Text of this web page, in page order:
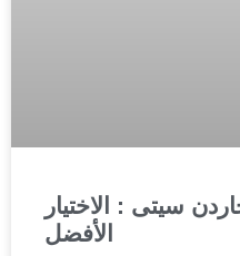
سيتى : الاختيار
الأفضل